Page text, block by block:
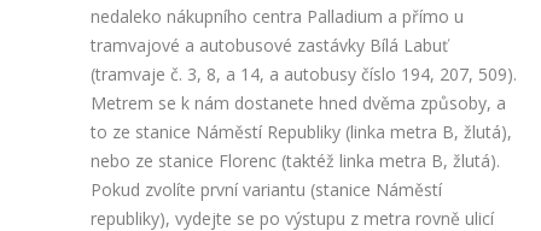
nedaleko nákupního centra Palladium a přímo u
tramvajové a autobusové zastávky Bílá Labuť
(tramvaje č. 3, 8, a 14, a autobusy číslo 194, 207, 509).
Metrem se k nám dostanete hned dvěma způsoby, a
to ze stanice Náměstí Republiky (linka metra B, žlutá),
nebo ze stanice Florenc (taktéž linka metra B, žlutá).
Pokud zvolíte první variantu (stanice Náměstí
republiky), vydejte se po výstupu z metra rovně ulicí